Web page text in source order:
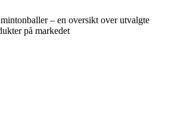
– en oversikt over utvalgte
på markedet